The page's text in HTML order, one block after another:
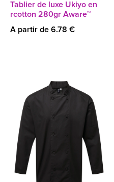
Tablier de luxe Ukiyo en
rcotton 280gr Aware™
A partir de 6.78 €